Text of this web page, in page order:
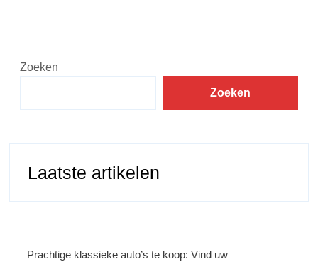
Zoeken
Zoeken
Laatste artikelen
Prachtige klassieke auto’s te koop: Vind uw